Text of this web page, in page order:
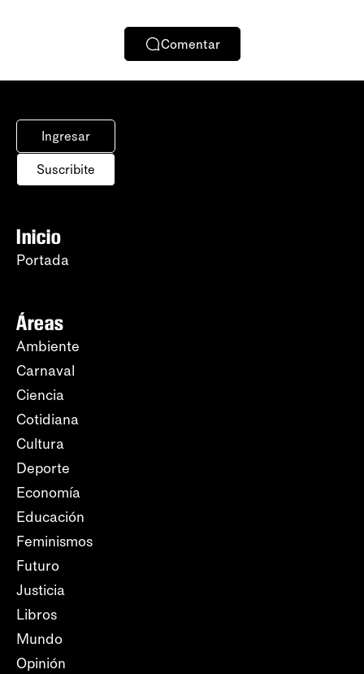
Comentar
Ingresar
Suscribite
Inicio
Portada
Áreas
Ambiente
Carnaval
Ciencia
Cotidiana
Cultura
Deporte
Economía
Educación
Feminismos
Futuro
Justicia
Libros
Mundo
Opinión